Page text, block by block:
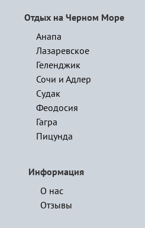
Отдых на Черном Море
Анапа
Лазаревское
Геленджик
Сочи и Адлер
Судак
Феодосия
Гагра
Пицунда
Информация
О нас
Отзывы